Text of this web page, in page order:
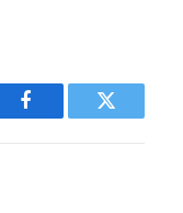
Facebook Twitter